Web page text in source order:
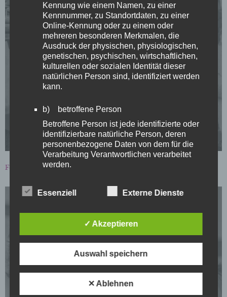
HIER KOMMEN EIN PAAR FARBKLECKSE
Unser Fotograf hat sich eines Morgens
aufgemacht
und alles fotografiert, was Farbe hat.
Fotos: Thorsten Schmidt
WILDER WESTEN
Kennung wie einem Namen, zu einer
Kennnummer, zu Standortdaten, zu einer
Online-Kennung oder zu einem oder
mehreren besonderen Merkmalen, die
Ausdruck der physischen, physiologischen,
genetischen, psychischen, wirtschaftlichen,
kulturellen oder sozialen Identität dieser
natürlichen Person sind, identifiziert werden
kann.
b) betroffene Person
Betroffene Person ist jede identifizierte oder
identifizierbare natürliche Person, deren
personenbezogene Daten von dem für die
Verarbeitung Verantwortlichen verarbeitet
werden.
automatisierter Verfahren ausgeführte
Vorgang oder jede solche Vorgangsreihe im
Daten wie das Erheben, das Erfassen, die
Organisation, das Ordnen, die Speicherung,
Auslesen, das Abfragen, die Verwendung,
die Offenlegung durch Übermittlung,
Verbreitung oder eine andere Form der
Essenziell Externe Dienste
✓ Akzeptieren
Auswahl speichern
✕ Ablehnen